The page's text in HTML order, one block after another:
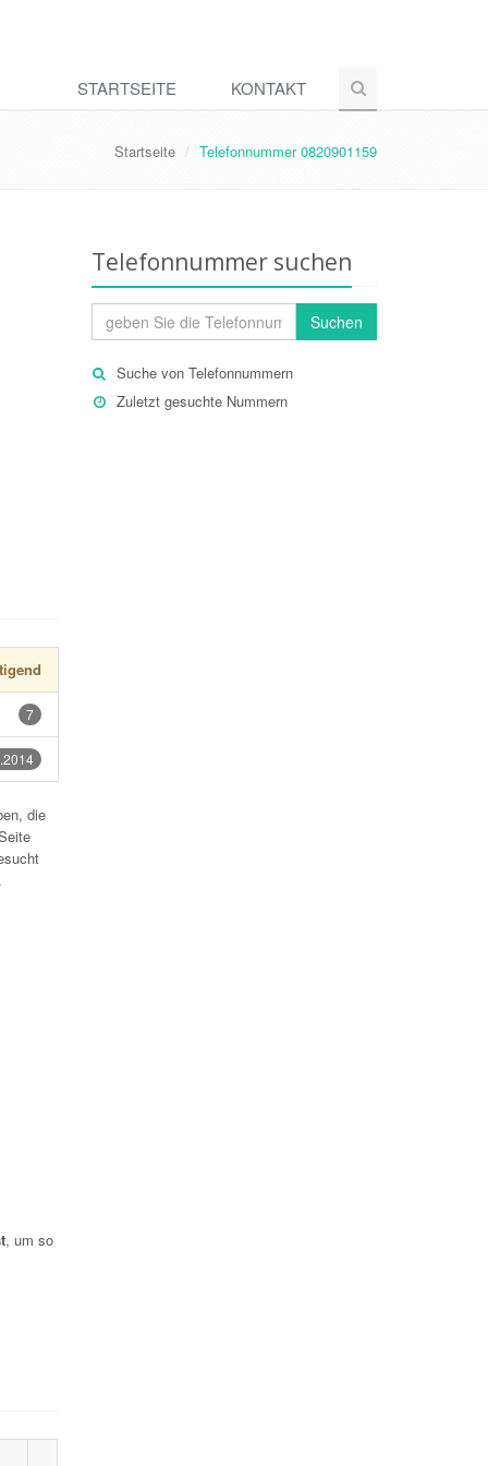
STARTSEITE KONTAKT
Startseite Telefonnummer 0820901159
7
die
, um so
Telefonnummer suchen
Suchen
Suche von Telefonnummern
Zuletzt gesuchte Nummern